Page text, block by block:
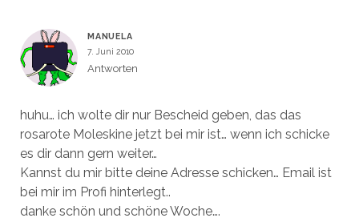
MANUELA
7. Juni 2010
Antworten
huhu… ich wolte dir nur Bescheid geben, das das
rosarote Moleskine jetzt bei mir ist… wenn ich schicke
es dir dann gern weiter…
Kannst du mir bitte deine Adresse schicken… Email ist
bei mir im Profi hinterlegt..
danke schön und schöne Woche….